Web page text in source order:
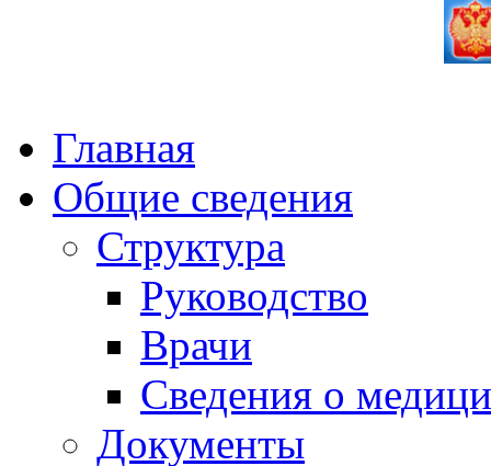
Главная
Общие сведения
Структура
Руководство
Врачи
Сведения о
Документы